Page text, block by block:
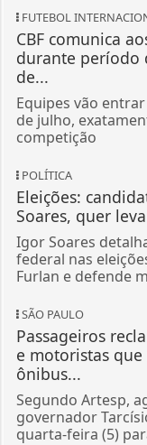
FUTEBOL
CBF comunica
durante período
de...
Equipes vão
de julho,
competição
POLÍTICA
Eleições:
Soares, quer
Igor Soares
federal nas
Furlan e defende
SÃO PAULO
Passageiros
e motoristas
ônibus...
Segundo Artesp,
governador
quarta-feira (5)